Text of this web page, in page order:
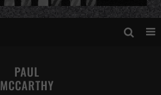
PAUL
MCCARTHY